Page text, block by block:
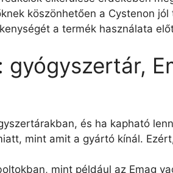
köszönhetően a Cystenon
a termék használata
és ha kapható
mint amit a gyártó kínál.
mint például az Emag